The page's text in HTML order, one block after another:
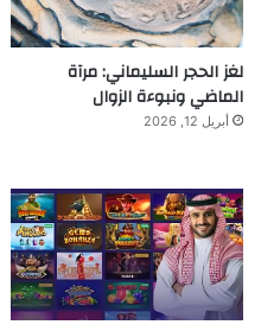
لغز الحجر السليماني: مرآة
الماضي ونبوءة الزوال
أبريل 12, 2026